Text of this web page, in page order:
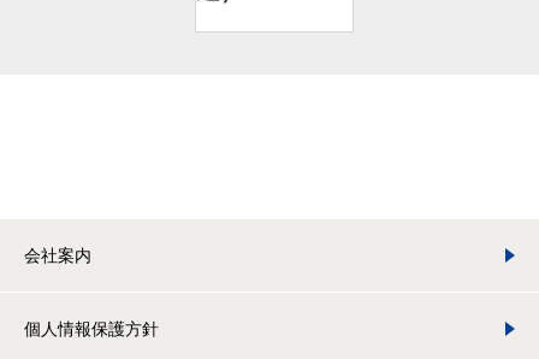
会社案内
個人情報保護方針